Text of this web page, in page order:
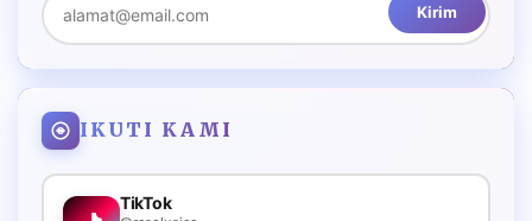
Kirim
IKUTI KAMI
TikTok